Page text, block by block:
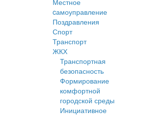
Местное
cамоуправление
Поздравления
Спорт
Транспорт
ЖКХ
Транспортная
безопасность
Формирование
комфортной
городской среды
Инициативное